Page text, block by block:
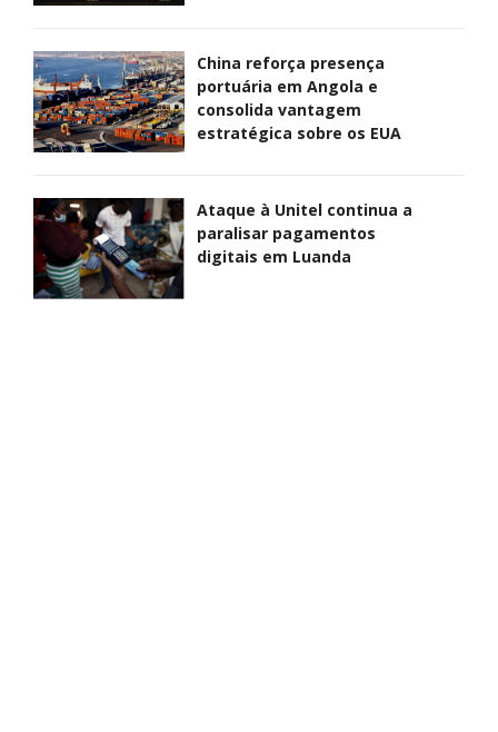
China reforça presença
portuária em Angola e
consolida vantagem
estratégica sobre os EUA
Ataque à Unitel continua a
paralisar pagamentos
digitais em Luanda